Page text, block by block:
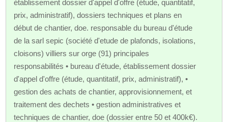
établissement dossier d'appel d'offre (étude, quantitatif,
prix, administratif), dossiers techniques et plans en
début de chantier, doe. responsable du bureau d'étude
de la sarl sepic (société d'etude de plafonds, isolations,
cloisons) villiers sur orge (91) principales
responsabilités • bureau d'étude, établissement dossier
d'appel d'offre (étude, quantitatif, prix, administratif), •
gestion des achats de chantier, approvisionnement, et
traitement des dechets • gestion administratives et
techniques de chantier, doe (dossier entre 50 et 400k€).